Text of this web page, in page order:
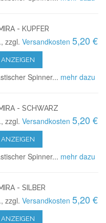
- KUPFER
zzgl.Versandkosten 5,20 €
ANZEIGEN
Spinner... mehr dazu
- SCHWARZ
zzgl.Versandkosten 5,20 €
ANZEIGEN
Spinner... mehr dazu
- SILBER
zzgl.Versandkosten 5,20 €
ANZEIGEN